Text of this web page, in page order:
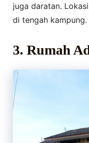
juga daratan.
di tengah kampung.
3.Rumah